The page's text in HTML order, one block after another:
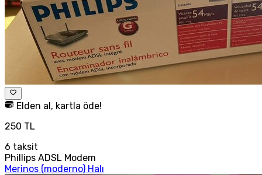
Elden al, kartla öde!
250 TL
6 taksit
Phillips ADSL Modem
Merinos (moderno) Halı